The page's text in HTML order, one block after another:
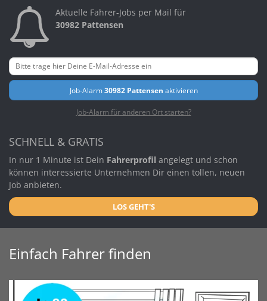
Aktuelle Fahrer-Jobs per Mail für
30982 Pattensen
Job-Alarm30982 Pattensen aktivieren
Job-Alarm für anderen Ort starten?
SCHNELL & GRATIS
In nur 1 Minute ist Dein Fahrerprofil angelegt und schon
können interessierte Unternehmen Dir einen tollen, neuen
Job anbieten.
LOS GEHT'S
Einfach Fahrer finden